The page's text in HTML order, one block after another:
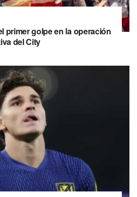
primer golpe en la operación
del City